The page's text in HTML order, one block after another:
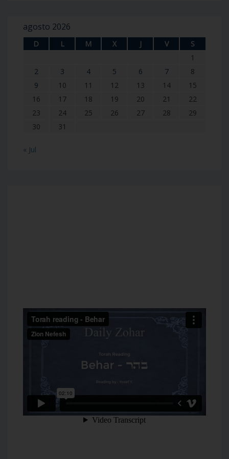
agosto 2026
D L M X J V
S
1
2
3 4 5 6 7
8
9
10 11 12 13 14
15
16
17 18 19 20 21
22
23
24 25 26 27 28
29
30
31
« Jul